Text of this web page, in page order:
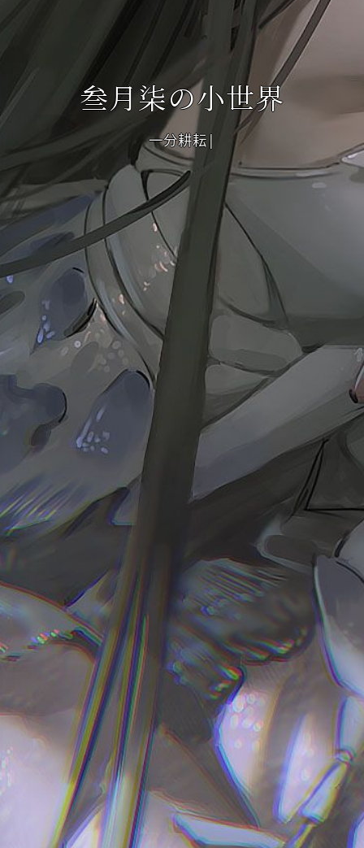
叁月柒の小世界
一分耕耘，一分收获 |